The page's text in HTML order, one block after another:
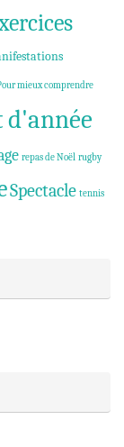
mieux comprendre
d'année
repas de Noël rugby
Spectacle tennis